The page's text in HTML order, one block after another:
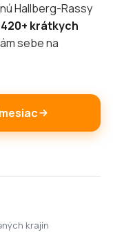
Hallberg-Rassy
420+ krátkych
sebe na
krajín